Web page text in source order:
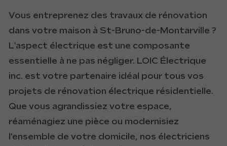
Vous entreprenez des travaux de rénovation
dans votre maison à St-Bruno-de-Montarville ?
L'aspect électrique est une composante
essentielle à ne pas négliger. LOIC Électrique
inc. est votre partenaire idéal pour tous vos
projets de rénovation électrique résidentielle.
Que vous agrandissiez votre espace,
réaménagiez une pièce ou modernisiez
l'ensemble de votre domicile, nos électriciens